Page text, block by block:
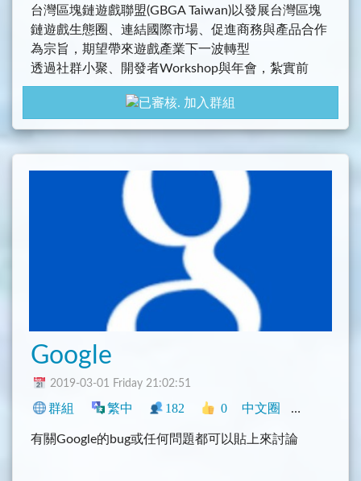
台灣區塊鏈遊戲聯盟(GBGA Taiwan)以發展台灣區塊
鏈遊戲生態圈、連結國際市場、促進商務與產品合作
為宗旨，期望帶來遊戲產業下一波轉型
透過社群小聚、開發者Workshop與年會，紮實前
進，創造鏈遊無限可能性
加入群組
Google
2019-03-01 Friday 21:02:51
群組 繁中 182 0 中文圈 臺灣
有關Google的bug或任何問題都可以貼上來討論